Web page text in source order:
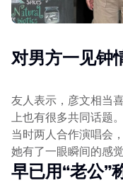
对男方一见钟
友人表示，彦文相当
上也有很多共同话题
当时两人合作演唱会
她有了一眼瞬间的感觉
早已用“老公”